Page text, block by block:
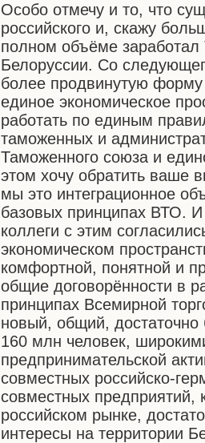
Особо отмечу и то, что
российского и, скажу
полном объёме
Белоруссии. Со
более продвинутую форму
единое экономическое
работать по единым
таможенных и
Таможенного союза и
этом хочу обратить ваше
мы это интеграционное
базовых принципах ВТО. И
коллеги с этим
экономическом
комфортной, понятной и
общие договорённости в
принципах Всемирной
новый, общий,
160 млн человек,
предпринимательской
совместных российско-
совместных предприятий,
российском рынке,
интересы на территории